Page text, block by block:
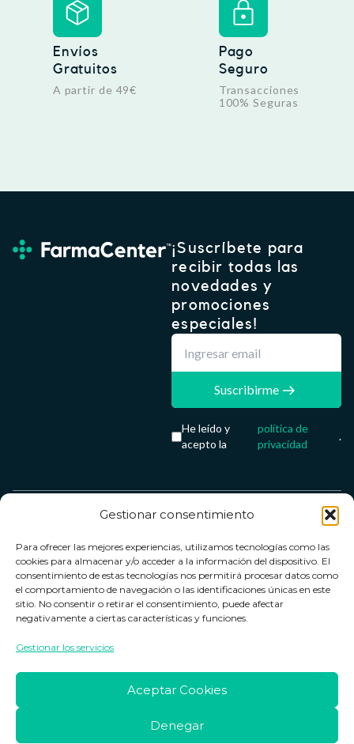
Gestionar consentimiento
Para ofrecer las mejores experiencias, utilizamos tecnologías como las
cookies para almacenar y/o acceder a la información del dispositivo. El
consentimiento de estas tecnologías nos permitirá procesar datos como
el comportamiento de navegación o las identificaciones únicas en este
sitio. No consentir o retirar el consentimiento, puede afectar
negativamente a ciertas características y funciones.
Gestionar los servicios
Aceptar Cookies
Denegar
Envíos
Gratuitos
A partir de 49€
Pago
Seguro
Transacciones
100% Seguras
¡Suscríbete para
recibir todas las
novedades y
promociones
especiales!
Suscribirme
He leído y
acepto la
política de
privacidad
.
Contacto
Contacto
Política de
devoluciones
Horario de
Lun. a Vie.:
18:00h
Términos y
condiciones
Política de
privacidad
cookies
Farmacenter
digital, S.L
B24836249
info@farmacenter.es
de pago